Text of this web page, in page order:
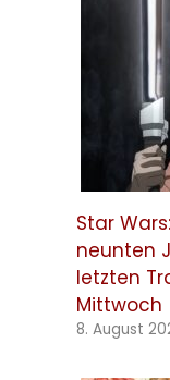
Star
neunten
letzten
Mittwoch
8. August